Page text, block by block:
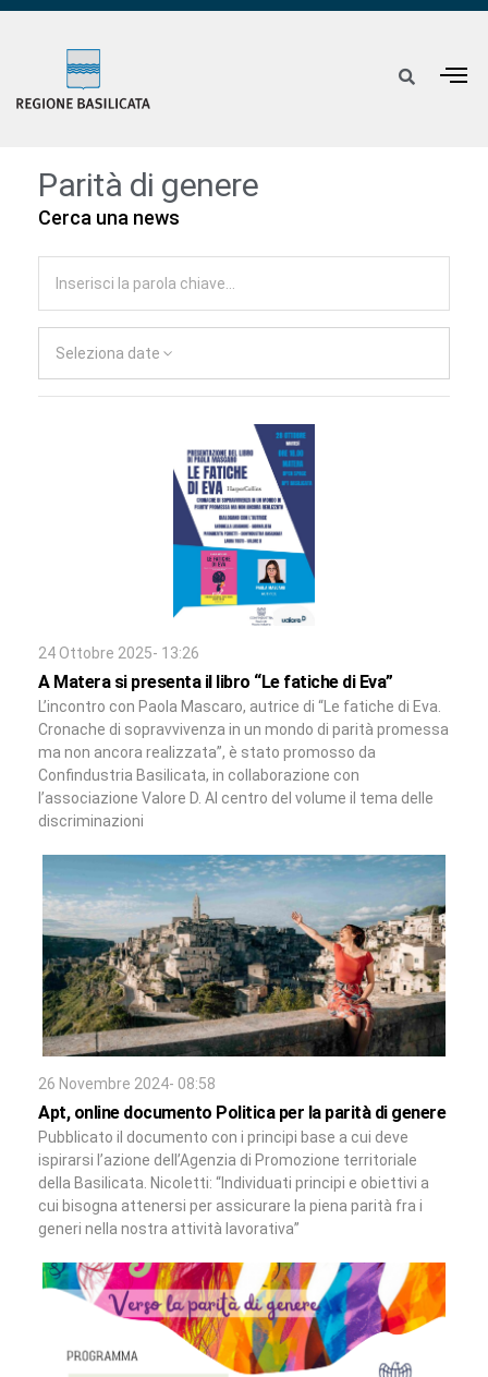
Parità di genere
Cerca una news
Seleziona date
24 Ottobre 2025- 13:26
A Matera si presenta il libro “Le fatiche di Eva”
L’incontro con Paola Mascaro, autrice di “Le fatiche di Eva.
Cronache di sopravvivenza in un mondo di parità promessa
ma non ancora realizzata”, è stato promosso da
Confindustria Basilicata, in collaborazione con
l’associazione Valore D. Al centro del volume il tema delle
discriminazioni
26 Novembre 2024- 08:58
Apt, online documento Politica per la parità di genere
Pubblicato il documento con i principi base a cui deve
ispirarsi l’azione dell’Agenzia di Promozione territoriale
della Basilicata. Nicoletti: “Individuati principi e obiettivi a
cui bisogna attenersi per assicurare la piena parità fra i
generi nella nostra attività lavorativa”